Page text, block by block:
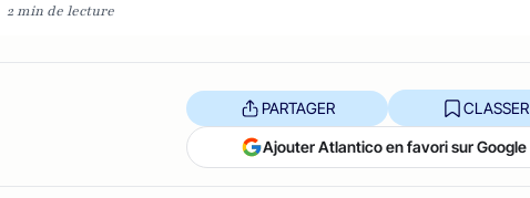
2 min de lecture
PARTAGER CLASSER
Ajouter Atlantico en favori sur Google